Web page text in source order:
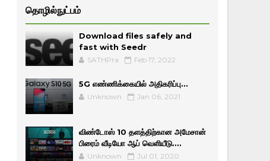
தொழில்நுட்பம்
Download files safely and
fast with Seedr
SATHPra Feb 17, 2022
5G எண்ணிக்கையில் அதிகரிப்பு...
Unknown Jan 06, 2021
விண்டோஸ் 10 தளத்திற்கான அமேசான்
பிரைம் வீடியோ ஆப் வெளியீடு....
Unknown Jul 01, 2020